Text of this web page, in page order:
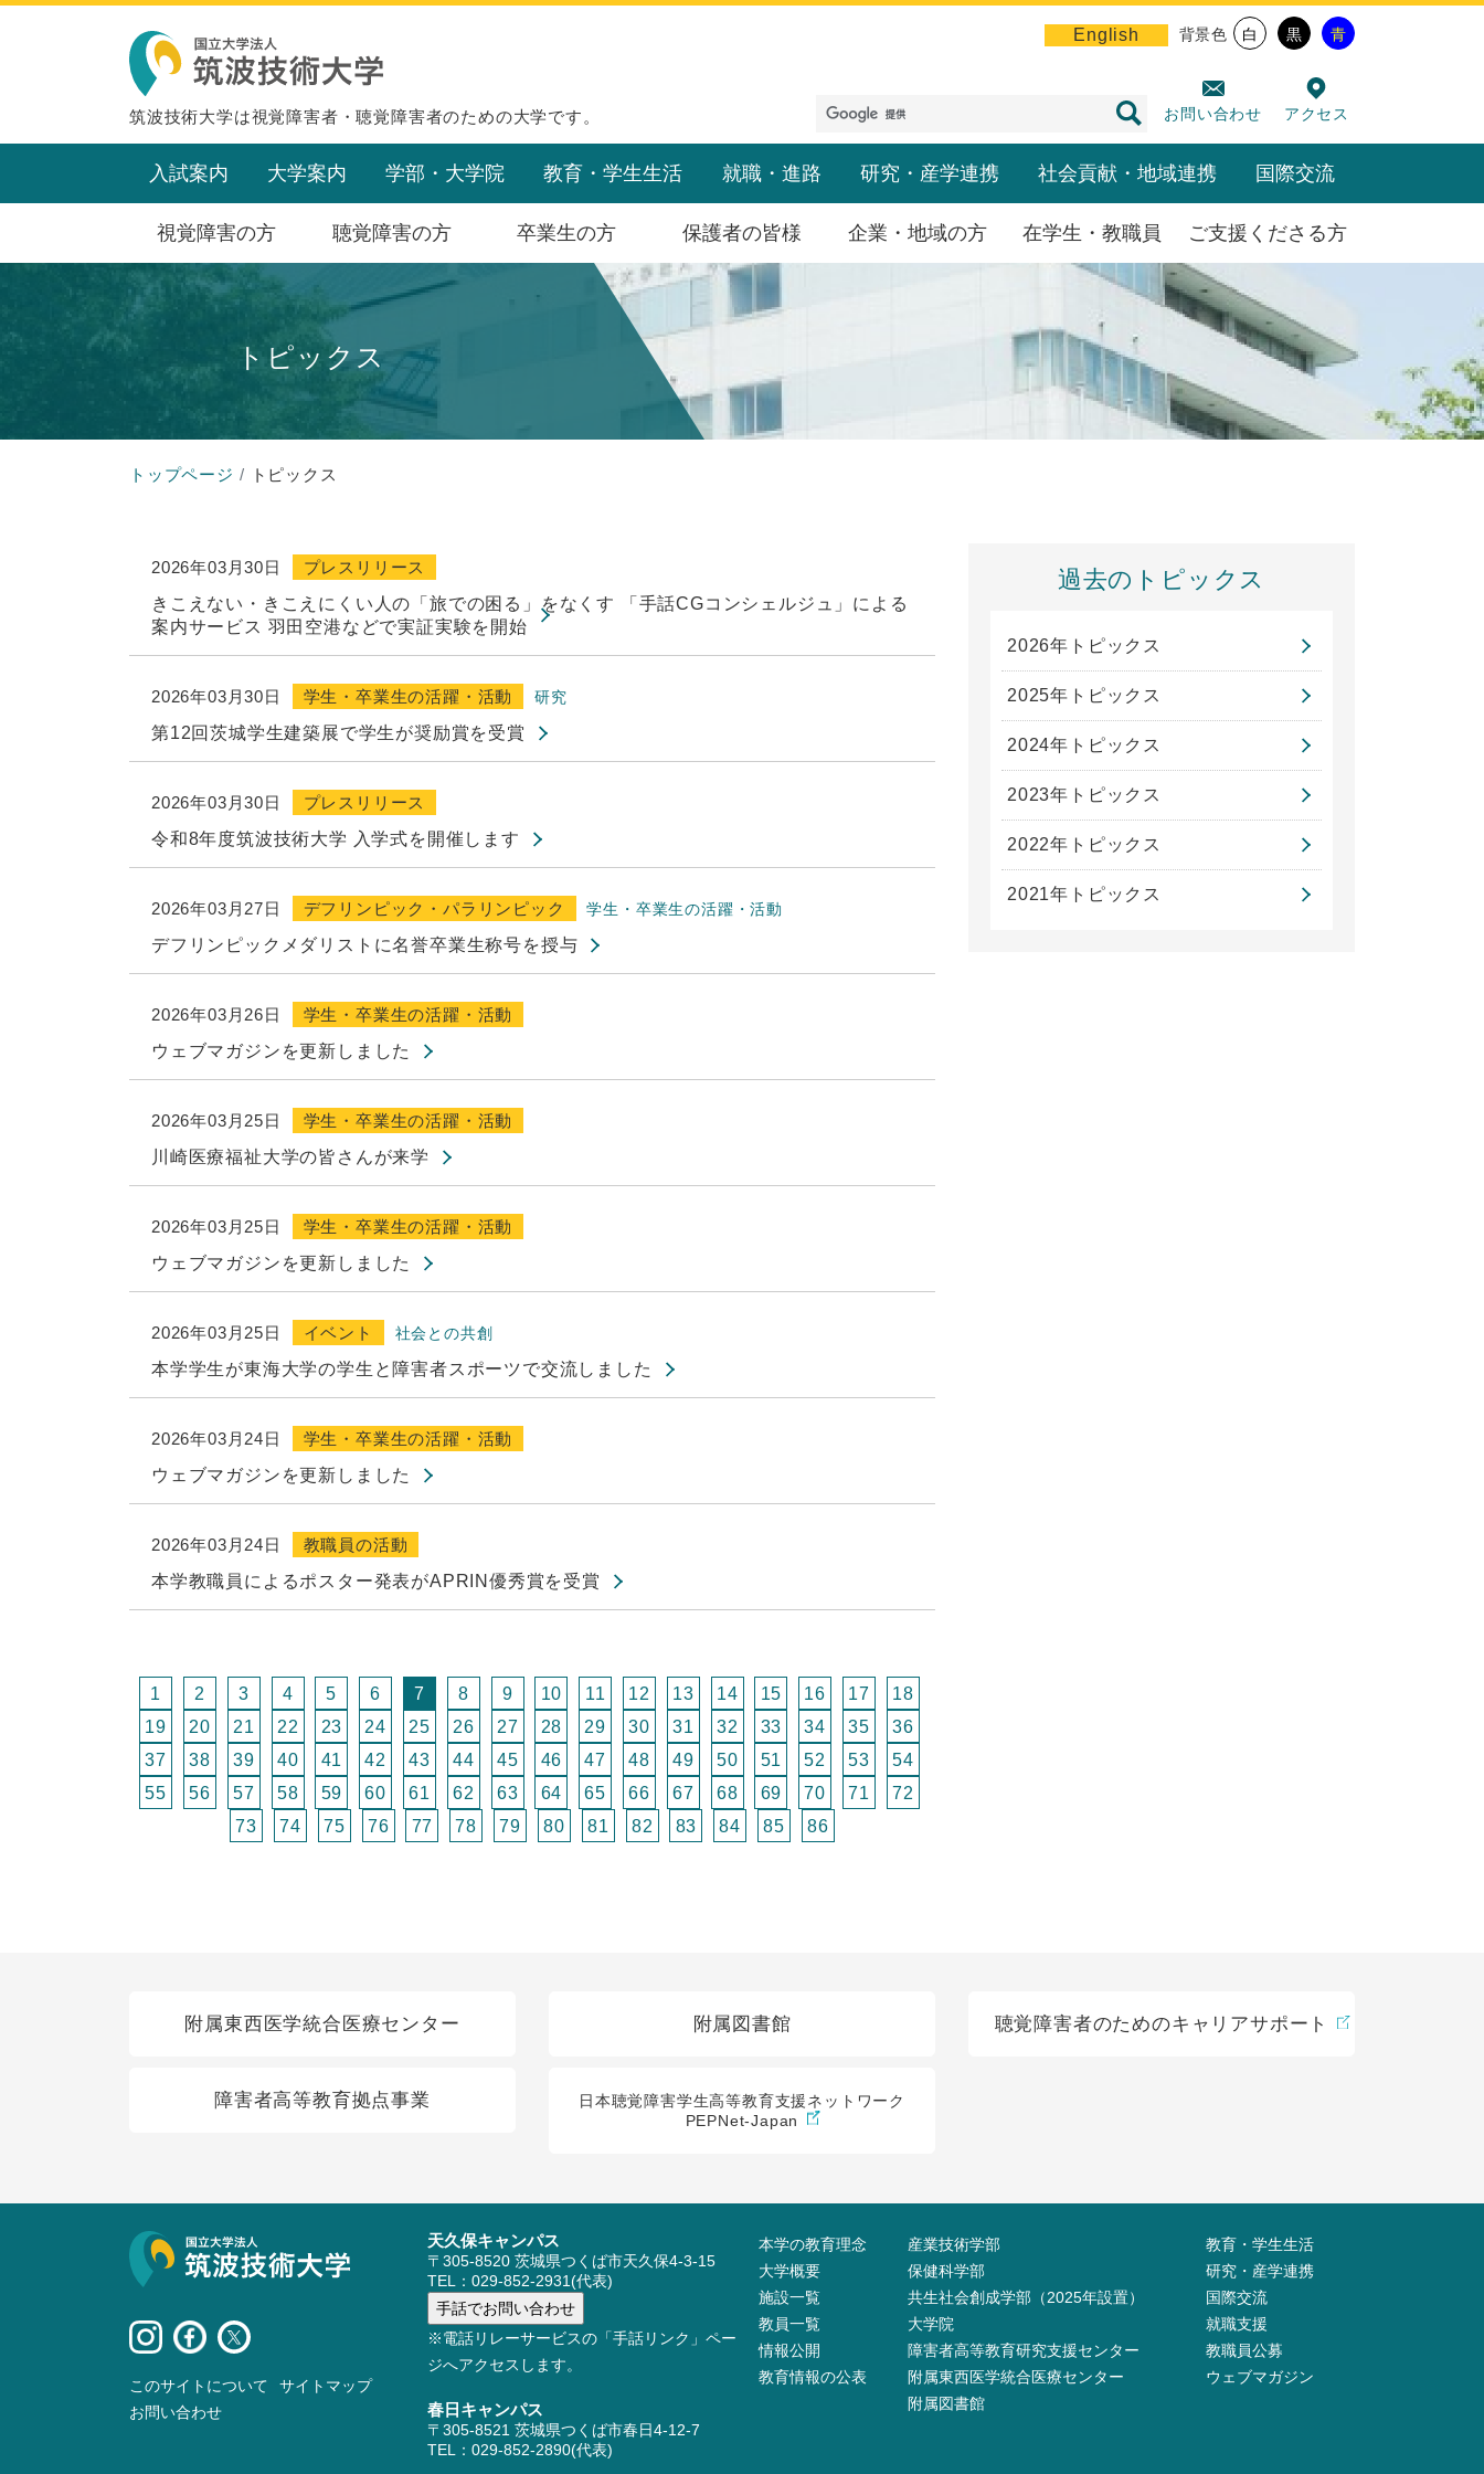
筑波技術大学は視覚障害者・聴覚障害者のための大学です。
English 背景色 白 黒 青
お問い合わせ アクセス
入試案内 大学案内 学部・大学院 教育・学生生活 就職・進路 研究・産学連携 社会貢献・地域連携 国際交流
視覚障害の方 聴覚障害の方 卒業生の方 保護者の皆様 企業・地域の方 在学生・教職員 ご支援くださる方
トピックス
トップページ トピックス
2026年03月30日
プレスリリース
きこえない・きこえにくい人の「旅での困る」をなくす 「手話CGコンシェルジュ」による
案内サービス 羽田空港などで実証実験を開始
2026年03月30日 学生・卒業生の活躍・活動 研究
第12回茨城学生建築展で学生が奨励賞を受賞
2026年03月30日
プレスリリース
令和8年度筑波技術大学 入学式を開催します
2026年03月27日 デフリンピック・パラリンピック 学生・卒業生の活躍・活動
デフリンピックメダリストに名誉卒業生称号を授与
2026年03月26日
学生・卒業生の活躍・活動
ウェブマガジンを更新しました
2026年03月25日
学生・卒業生の活躍・活動
川崎医療福祉大学の皆さんが来学
2026年03月25日
学生・卒業生の活躍・活動
ウェブマガジンを更新しました
2026年03月25日 イベント 社会との共創
本学学生が東海大学の学生と障害者スポーツで交流しました
2026年03月24日
学生・卒業生の活躍・活動
ウェブマガジンを更新しました
2026年03月24日
教職員の活動
本学教職員によるポスター発表がAPRIN優秀賞を受賞
1 2 3 4 5 6 7 8 9 10 11 12 13 14 15 16 17
18
19
20 21 22 23 24 25 26 27 28 29 30 31 32 33 34 35
36
37
38 39 40 41 42 43 44 45 46 47 48 49 50 51 52 53
54
55
56 57 58 59 60 61 62 63 64 65 66 67 68 69 70 71
72
73
74 75 76 77 78 79 80 81 82 83 84 85 86
過去のトピックス
2026年トピックス
2025年トピックス
2024年トピックス
2023年トピックス
2022年トピックス
2021年トピックス
附属東西医学統合医療センター 附属図書館 聴覚障害者のためのキャリアサポート
障害者高等教育拠点事業
日本聴覚障害学生高等教育支援ネットワーク
PEPNet-Japan
サイト情報
このサイトについて
サイトマップ
お問い合わせ
天久保キャンパス
〒305-8520 茨城県つくば市天久保4-3-15
TEL：029-852-2931(代表)
※電話リレーサービスの「手話リンク」ペー
ジへアクセスします。
春日キャンパス
〒305-8521 茨城県つくば市春日4-12-7
TEL：029-852-2890(代表)
本学の教育理念
大学概要
施設⼀覧
教員⼀覧
情報公開
教育情報の公表
産業技術学部
保健科学部
共生社会創成学部（2025年設置）
大学院
障害者高等教育研究支援センター
附属東西医学統合医療センター
附属図書館
教育・学生生活
研究・産学連携
国際交流
就職支援
教職員公募
ウェブマガジン